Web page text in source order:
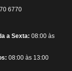
6770
a Sexta: 08:00 às
08:00 às 13:00